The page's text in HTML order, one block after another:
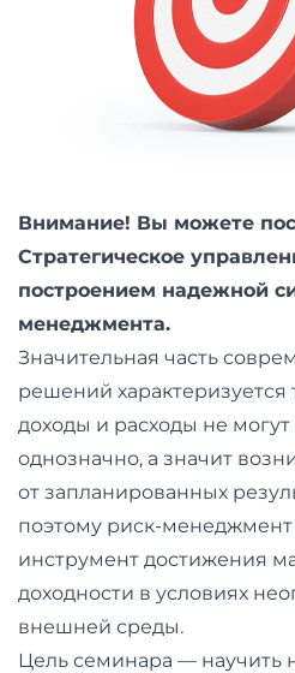
Внимание! Вы можете
Стратегическое
построением надежной
менеджмента.
Значительная часть
решений характеризуется
доходы и расходы не
однозначно, а значит
от запланированных
поэтому риск-менеджмент
инструмент достижения
доходности в условиях
внешней среды.
Цель семинара — научить
саморазвитие
Прочее
Тесты
на